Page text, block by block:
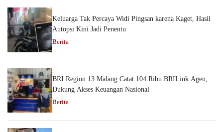
Keluarga Tak Percaya Widi Pingsan karena Kaget, Hasil
Autopsi Kini Jadi Penentu
Berita
BRI Region 13 Malang Catat 104 Ribu BRILink Agen,
Dukung Akses Keuangan Nasional
Berita